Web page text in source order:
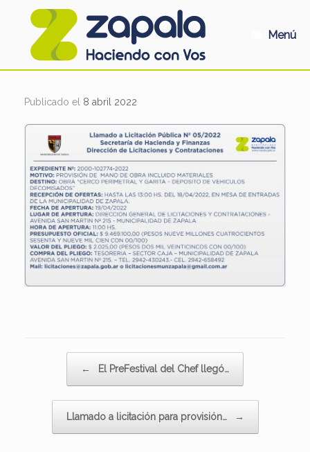
Menú
Publicado el 8 abril 2022
← El PreFestival del Chef llegó…
Llamado a licitación para provisión… →